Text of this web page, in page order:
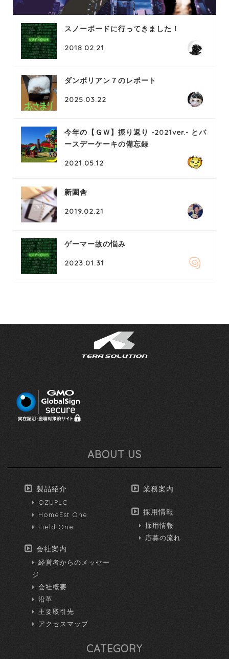
スノーボードに行ってきました！
2018.02.21
ダンボリアン７のレポート
2025.03.22
今年の【ＧＷ】振り返り -2021ver.- とバ
ースデーケーキの備忘録
2021.05.12
新園舎
2019.02.21
ゲーマー故の悩み
2023.01.31
ABOUT US
製品紹介
OZUPLC
HomeEst One
Field One
会社案内
経営者からのメッセー
ジ
会社概要
沿革
主要取引先
アクセスマップ
業務案内
採用情報
採用情報
応募の流れ
CATEGORY